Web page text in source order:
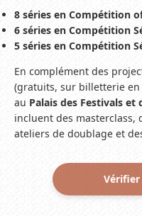
8 séries en Compétition
6 séries en Compétition
5 séries en Compétition
En complément des
(gratuits, sur billetterie
au Palais des Festivals et
incluent des masterclass,
ateliers de doublage et